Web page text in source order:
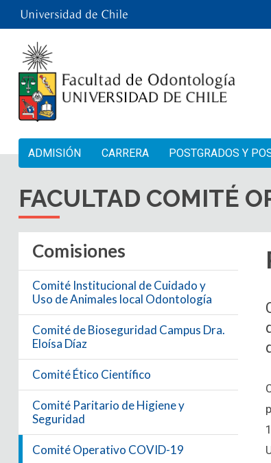
ADMISIÓN CARRERA POSTGRADOS Y
FACULTAD COMITÉ
Comisiones
Comité Institucional de Cuidado y
Uso de Animales local Odontología
Comité de Bioseguridad Campus Dra.
Eloísa Díaz
Comité Ético Científico
Comité Paritario de Higiene y
Seguridad
Comité Operativo COVID-19